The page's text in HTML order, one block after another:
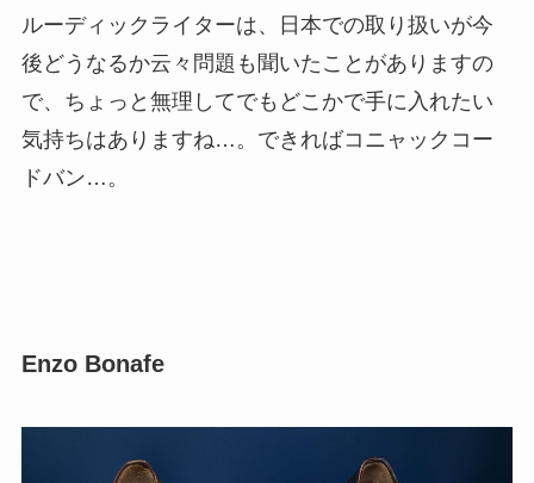
ルーディックライターは、日本での取り扱いが今
後どうなるか云々問題も聞いたことがありますの
で、ちょっと無理してでもどこかで手に入れたい
気持ちはありますね…。できればコニャックコー
ドバン…。
Enzo Bonafe